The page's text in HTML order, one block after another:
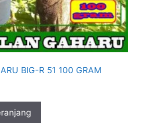
BIG-R 51 100 GRAM